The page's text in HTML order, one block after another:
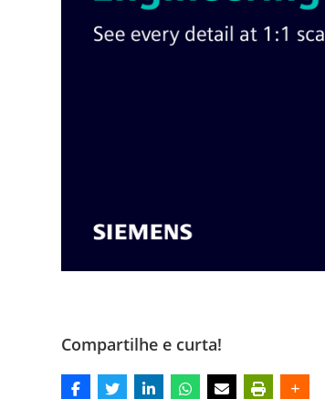
Compartilhe e curta!